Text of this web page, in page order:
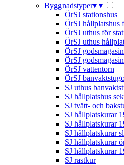
Byggnadstyper▾ ▾
ÖrSJ stationshus
ÖrSJ hållplatshus
ÖrSJ uthus för
ÖrSJ uthus
ÖrSJ
ÖrSJ
ÖrSJ vattentorn
ÖrSJ
SJ uthus
SJ hållplatshus
SJ tvätt- och
SJ hållplatskurar
SJ hållplatskurar
SJ hållplatskurar
SJ hållplatskurar
SJ hållplatskurar
SJ rastkur